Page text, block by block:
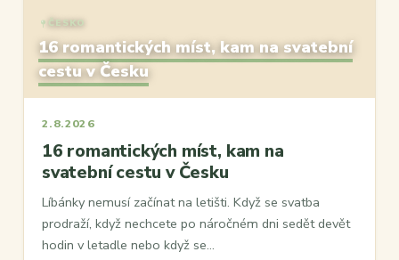
ČESKO
16 romantických míst, kam na svatební
cestu v Česku
2.8.2026
16 romantických míst, kam na
svatební cestu v Česku
Líbánky nemusí začínat na letišti. Když se svatba
prodraží, když nechcete po náročném dni sedět devět
hodin v letadle nebo když se…